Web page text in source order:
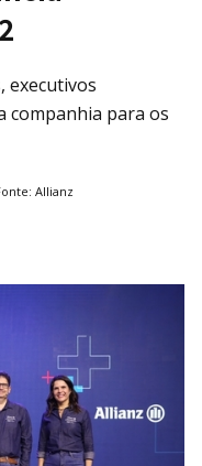
executivos
companhia para os
Allianz